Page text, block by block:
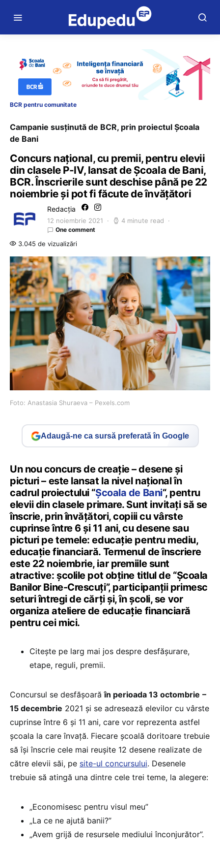
BCR pentru comunitate
Campanie susținută de BCR, prin proiectul Școala
de Bani
Concurs național, cu premii, pentru elevii
din clasele P-IV, lansat de Școala de Bani,
BCR. Înscrierile sunt deschise până pe 22
noiembrie și pot fi făcute de învățători
Redacția
12 noiembrie 2021 4 minute read
One comment
3.045 de vizualizări
Foto: Anastasia Shuraeva – Pexels.com
Adaugă-ne ca sursă preferată în Google
Un nou concurs de creație – desene și
picturi – este lansat la nivel național în
cadrul proiectului “Școala de Bani“, pentru
elevii din clasele primare. Sunt invitați să se
înscrie, prin învățători, copiii cu vârste
cuprinse între 6 și 11 ani, cu desene sau
picturi pe temele: educație pentru mediu,
educație financiară. Termenul de înscriere
este 22 noiembrie, iar premiile sunt
atractive: școlile pot obține titlul de “Școala
Banilor Bine-Crescuți”, participanții primesc
seturi întregi de cărți și, în școli, se vor
organiza ateliere de educație financiară
pentru cei mici.
Citește pe larg mai jos despre desfășurare,
etape, reguli, premii.
Concursul se desfășoarăîn perioada 13 octombrie –
15 decembrie 2021 și se adresează elevilor cu vârste
cuprinse între 6 și 11 ani, care vor reprezenta astfel
școala la care învață. Fiecare școală doritoare trebuie
să își înscrie cele mai reușite 12 desene realizate de
către elevii săi, pe site-ul concursului. Desenele
trebuie să atingă una dintre cele trei teme, la alegere:
„Economisesc pentru visul meu”
„La ce ne ajută banii?”
„Avem grijă de resursele mediului înconjurător”.